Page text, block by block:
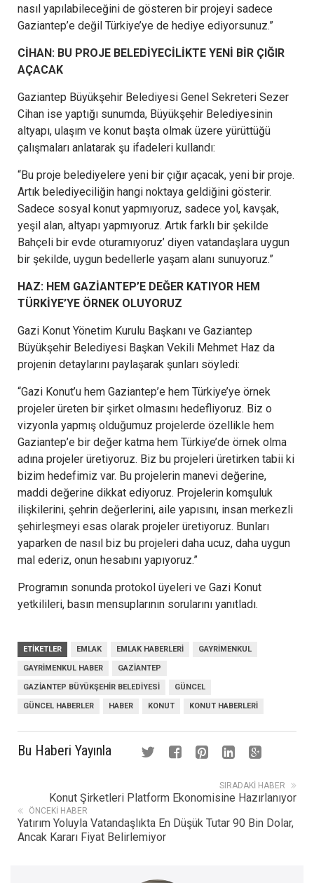
nasıl yapılabileceğini de gösteren bir projeyi sadece
Gaziantep’e değil Türkiye’ye de hediye ediyorsunuz.”
CİHAN: BU PROJE BELEDİYECİLİKTE YENİ BİR ÇIĞIR
AÇACAK
Gaziantep Büyükşehir Belediyesi Genel Sekreteri Sezer
Cihan ise yaptığı sunumda, Büyükşehir Belediyesinin
altyapı, ulaşım ve konut başta olmak üzere yürüttüğü
çalışmaları anlatarak şu ifadeleri kullandı:
“Bu proje belediyelere yeni bir çığır açacak, yeni bir proje.
Artık belediyeciliğin hangi noktaya geldiğini gösterir.
Sadece sosyal konut yapmıyoruz, sadece yol, kavşak,
yeşil alan, altyapı yapmıyoruz. Artık farklı bir şekilde
Bahçeli bir evde oturamıyoruz’ diyen vatandaşlara uygun
bir şekilde, uygun bedellerle yaşam alanı sunuyoruz.”
HAZ: HEM GAZİANTEP’E DEĞER KATIYOR HEM
TÜRKİYE’YE ÖRNEK OLUYORUZ
Gazi Konut Yönetim Kurulu Başkanı ve Gaziantep
Büyükşehir Belediyesi Başkan Vekili Mehmet Haz da
projenin detaylarını paylaşarak şunları söyledi:
“Gazi Konut’u hem Gaziantep’e hem Türkiye’ye örnek
projeler üreten bir şirket olmasını hedefliyoruz. Biz o
vizyonla yapmış olduğumuz projelerde özellikle hem
Gaziantep’e bir değer katma hem Türkiye’de örnek olma
adına projeler üretiyoruz. Biz bu projeleri üretirken tabii ki
bizim hedefimiz var. Bu projelerin manevi değerine,
maddi değerine dikkat ediyoruz. Projelerin komşuluk
ilişkilerini, şehrin değerlerini, aile yapısını, insan merkezli
şehirleşmeyi esas olarak projeler üretiyoruz. Bunları
yaparken de nasıl biz bu projeleri daha ucuz, daha uygun
mal ederiz, onun hesabını yapıyoruz.”
Programın sonunda protokol üyeleri ve Gazi Konut
yetkilileri, basın mensuplarının sorularını yanıtladı.
ETIKETLER EMLAK EMLAK HABERLERI GAYRIMENKUL
GAYRIMENKUL HABER GAZIANTEP
GAZIANTEP BÜYÜKŞEHIR BELEDIYESI GÜNCEL
GÜNCEL HABERLER HABER KONUT KONUT HABERLERI
Bu Haberi Yayınla
SIRADAKI HABER
Konut Şirketleri Platform Ekonomisine Hazırlanıyor
ÖNCEKI HABER
Yatırım Yoluyla Vatandaşlıkta En Düşük Tutar 90 Bin Dolar,
Ancak Kararı Fiyat Belirlemiyor